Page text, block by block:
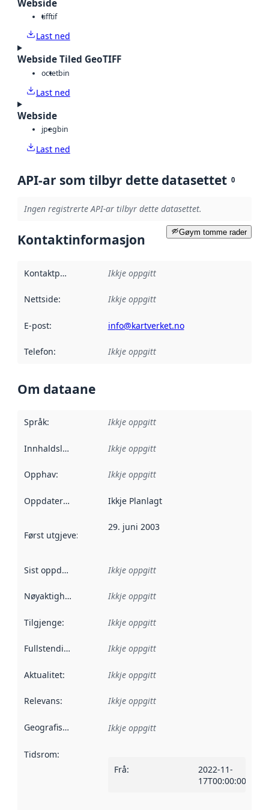
Webside
tifftif
Last ned
Webside Tiled GeoTIFF
octetbin
Last ned
Webside
jpegbin
Last ned
API-ar som tilbyr dette datasettet 0
Ingen registrerte API-ar tilbyr dette datasettet.
Gøym tomme rader
Kontaktinformasjon
Kontaktpunkt Ikkje oppgitt
Nettside: Ikkje oppgitt
E-post: info@kartverket.no
Telefon: Ikkje oppgitt
Om dataane
Språk: Ikkje oppgitt
Innhaldsleverandørar :
Ikkje oppgitt
Opphav: Ikkje oppgitt
Oppdateringsfrekvens :
Ikkje Planlagt
Først utgjeve: Denne datoen seier når dataa i dette
29. juni 2003
Sist oppdatert Ikkje oppgitt
Nøyaktigheit Ikkje oppgitt
Tilgjenge: Ikkje oppgitt
Fullstendigheit Ikkje oppgitt
Aktualitet: Ikkje oppgitt
Relevans: Ikkje oppgitt
Geografisk område Ikkje oppgitt
Tidsrom:
Frå:
2022-11-
17T00:00:00Z